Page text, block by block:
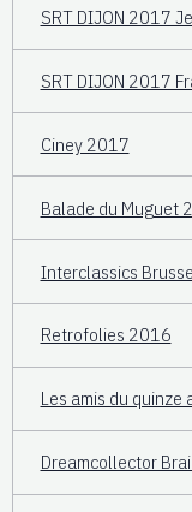
SRT DIJON 2017
SRT DIJON 2017
Ciney 2017
Balade du Muguet
Interclassics
Retrofolies 2016
Les amis du
Dreamcollector